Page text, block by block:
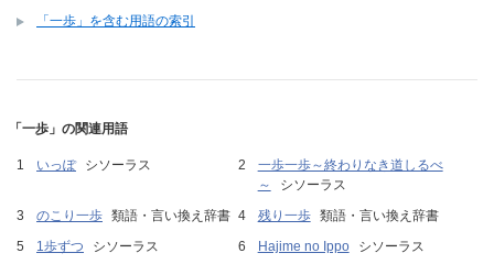
「一歩」を含む用語の索引
「一歩」の関連用語
いっぽ シソーラス
一歩一歩～終わりなき道しるべ
～
シソーラス
のこり一歩 類語・言い換え辞書 残り一歩 類語・言い換え辞書
1歩ずつ
シソーラス Hajime no Ippo
シソーラス